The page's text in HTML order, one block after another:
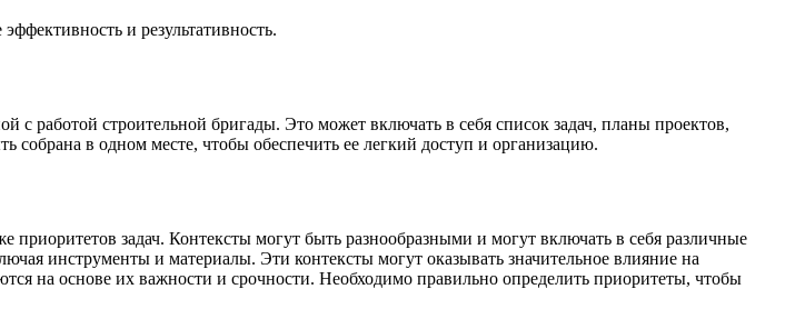
и результативность.
строительной бригады. Это может включать в себя список задач, планы проектов,
в одном месте, чтобы обеспечить ее легкий доступ и организацию.
задач. Контексты могут быть разнообразными и могут включать в себя различные
инструменты и материалы. Эти контексты могут оказывать значительное влияние на
на основе их важности и срочности. Необходимо правильно определить приоритеты, чтобы